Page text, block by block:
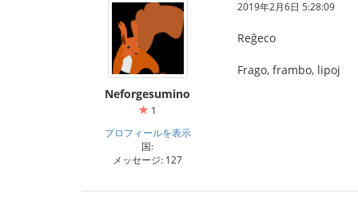
Neforgesumino
1
プロフィールを表示
国:
メッセージ: 127
2019年2月6日 5:28:09
Reĝeco
Frago, frambo, lipoj